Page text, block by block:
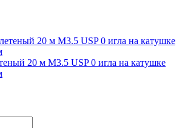
20 м М3.5 USP 0 игла на катушке